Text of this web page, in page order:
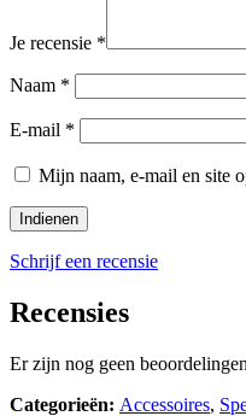
Je recensie *
Naam *
E-mail *
Mijn naam, e-mail en site
Schrijf een recensie
Recensies
Er zijn nog geen
Categorieën: Accessoires,